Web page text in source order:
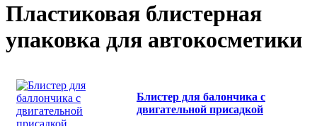
Пластиковая блистерная
упаковка для автокосметики
Блистер для балончика с
двигательной присадкой